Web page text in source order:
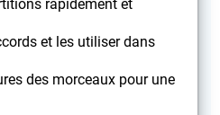
rapidement et
et les utiliser dans
des morceaux pour une